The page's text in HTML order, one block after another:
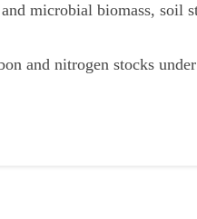
microbial biomass, soil
and nitrogen stocks